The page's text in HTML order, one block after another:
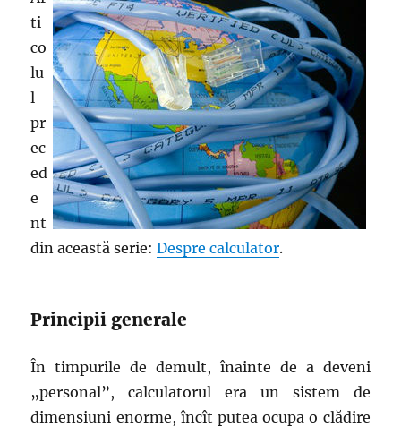
ti
co
lu
l
pr
ec
ed
e
nt
din această serie:Despre calculator.
Principii generale
În timpurile de demult, înainte de a deveni
„personal”, calculatorul era un sistem de
dimensiuni enorme, încît putea ocupa o clădire